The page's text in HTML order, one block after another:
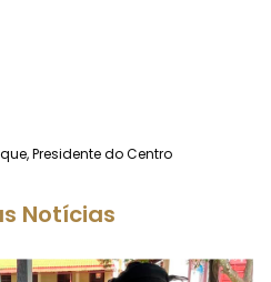
Presidente do Centro
Notícias